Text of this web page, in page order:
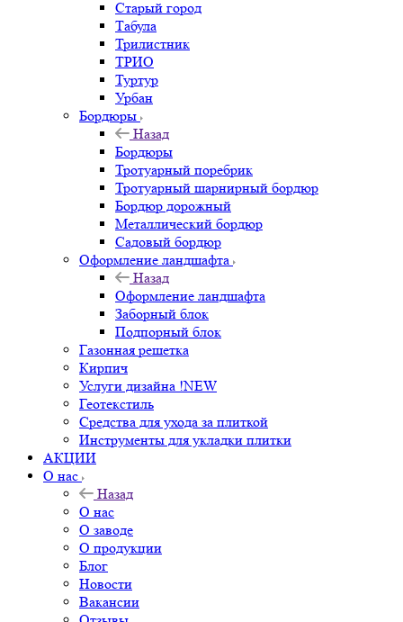
Старый город
Табула
Трилистник
ТРИО
Туртур
Урбан
Бордюры
Назад
Бордюры
Тротуарный поребрик
Тротуарный шарнирный бордюр
Бордюр дорожный
Металлический бордюр
Садовый бордюр
Оформление ландшафта
Назад
Оформление ландшафта
Заборный блок
Подпорный блок
Газонная решетка
Кирпич
Услуги дизайна !NEW
Геотекстиль
Средства для ухода за плиткой
Инструменты для укладки плитки
АКЦИИ
О нас
Назад
О нас
О заводе
О продукции
Блог
Новости
Вакансии